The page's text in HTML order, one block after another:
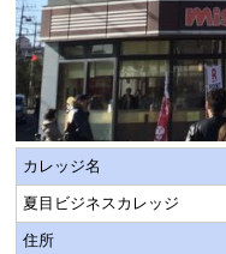
カレッジ名
夏目ビジネスカレッジ
住所